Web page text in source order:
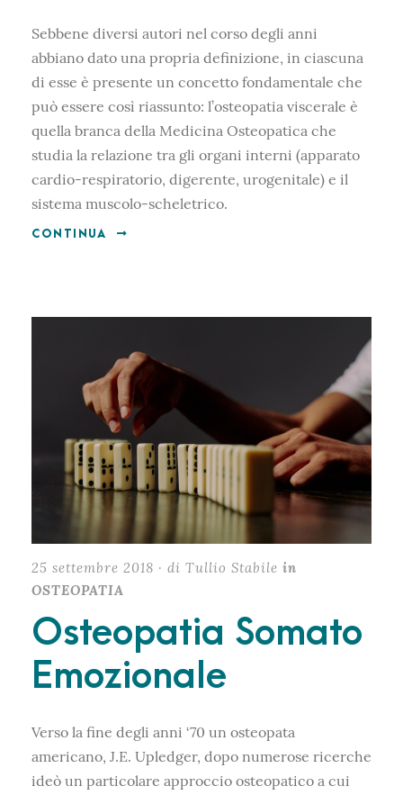
Sebbene diversi autori nel corso degli anni
abbiano dato una propria definizione, in ciascuna
di esse è presente un concetto fondamentale che
può essere così riassunto: l’osteopatia viscerale è
quella branca della Medicina Osteopatica che
studia la relazione tra gli organi interni (apparato
cardio-respiratorio, digerente, urogenitale) e il
sistema muscolo-scheletrico.
CONTINUA
25 settembre 2018 · di Tullio Stabile in
OSTEOPATIA
Osteopatia Somato
Emozionale
Verso la fine degli anni ‘70 un osteopata
americano, J.E. Upledger, dopo numerose ricerche
ideò un particolare approccio osteopatico a cui